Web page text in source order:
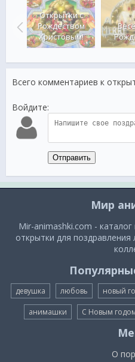
Открытки с
Рождеством
Христовым!
Всего комментариев к
Войдите:
Отправить
Мир
Mir-animashki.com -
открытки для
девушка любовь новый
анимашки С Новым
О